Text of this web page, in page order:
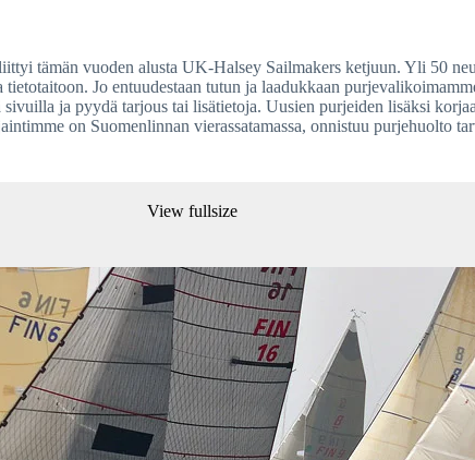
tämän vuoden alusta UK-Halsey Sailmakers ketjuun. Yli 50
Jo entuudestaan tutun ja laadukkaan
ja pyydä tarjous tai lisätietoja. Uusien purjeiden lisäksi
on Suomenlinnan vierassatamassa, onnistuu purjehuolto
View fullsize